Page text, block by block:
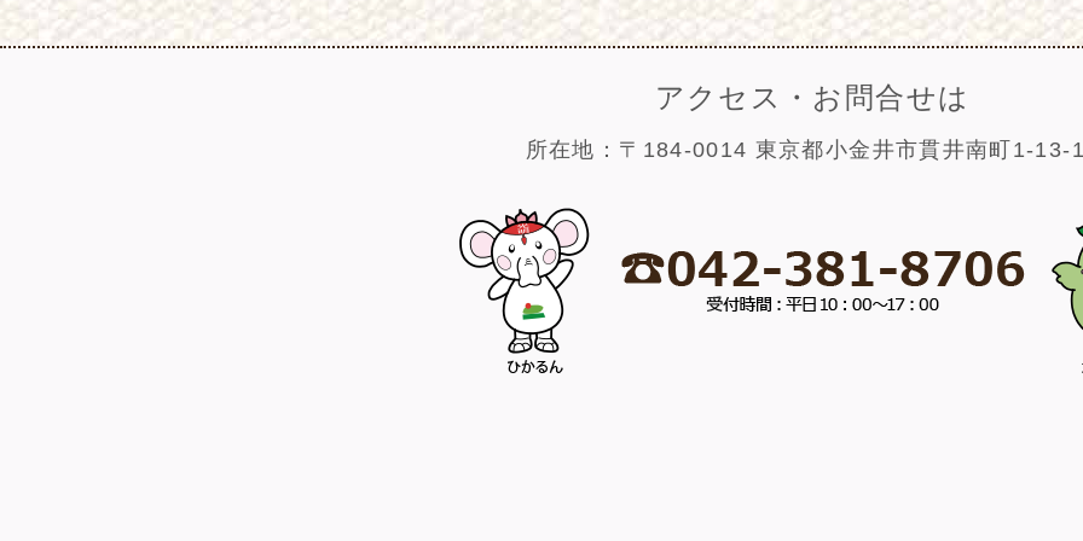
アクセス・お問合せは
所在地：〒184-0014 東京都小金井市貫井南町1-13-